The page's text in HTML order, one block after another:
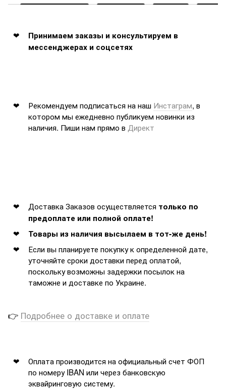
Принимаем заказы и консультируем в
мессенджерах и соцсетях
Рекомендуем подписаться на наш Инстаграм, в
котором мы ежедневно публикуем новинки из
наличия. Пиши нам прямо в Директ
Доставка Заказов осуществляется только по
предоплате или полной оплате!
Товары из наличия высылаем в тот-же день!
Если вы планируете покупку к определенной дате,
уточняйте сроки доставки перед оплатой,
поскольку возможны задержки посылок на
таможне и доставке по Украине.
👉 Подробнее о доставке и оплате
Оплата производится на официальный счет ФОП
по номеру IBAN или через банковскую
эквайринговую систему.